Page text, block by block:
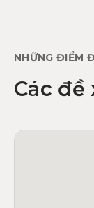
NHỮNG ĐIỂM
Các đề